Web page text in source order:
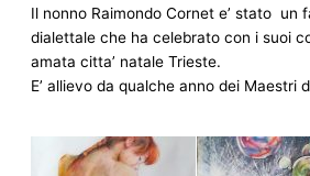
Il nonno Raimondo Cornet e’ stato un
dialettale che ha celebrato con i suoi
amata citta’ natale Trieste.
E’ allievo da qualche anno dei Maestri